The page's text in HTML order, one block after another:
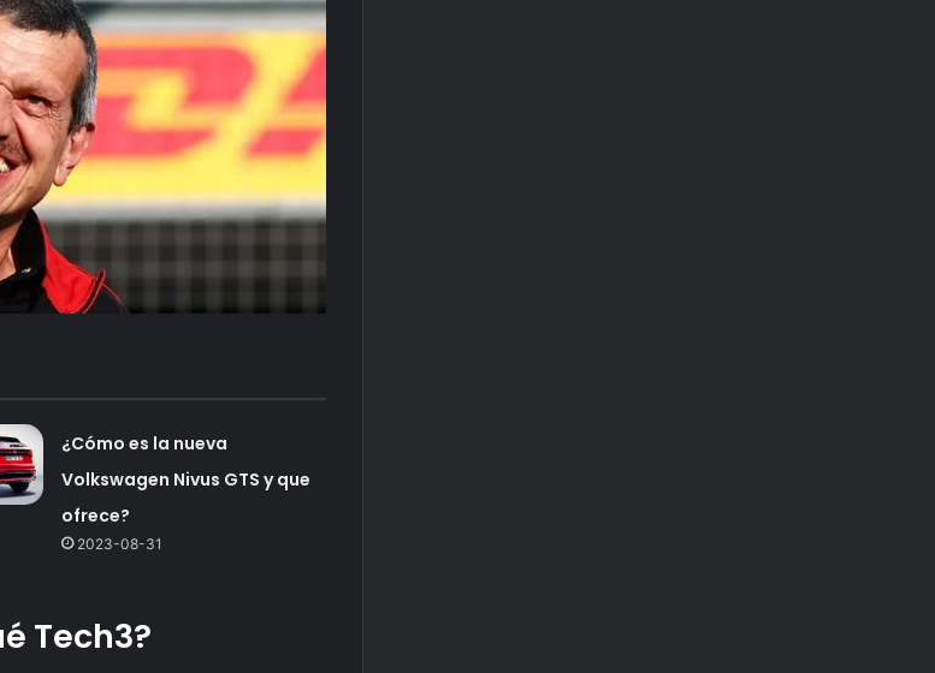
¿Cómo es la nueva
Volkswagen Nivus GTS y que
ofrece?
2023-08-31
Tech3?